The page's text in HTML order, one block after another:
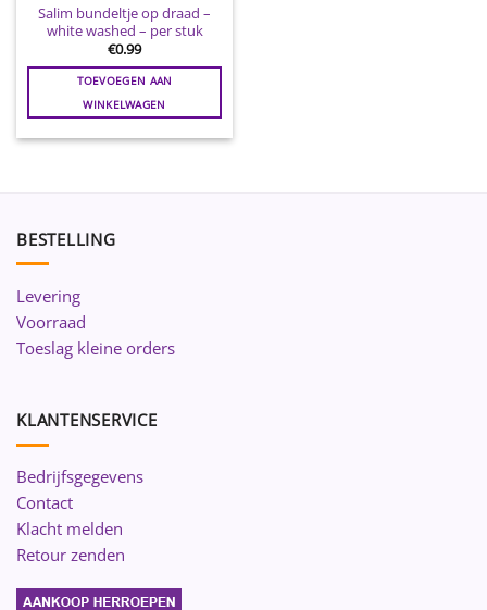
Salim bundeltje op draad –
white washed – per stuk
€0.99
TOEVOEGEN AAN
WINKELWAGEN
BESTELLING
Levering
Voorraad
Toeslag kleine orders
KLANTENSERVICE
Bedrijfsgegevens
Contact
Klacht melden
Retour zenden